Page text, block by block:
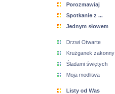
Porozmawiaj
Spotkanie z ...
Jednym słowem
Drzwi Otwarte
Krużganek zakonny
Śladami świętych
Moja modlitwa
Listy od Was